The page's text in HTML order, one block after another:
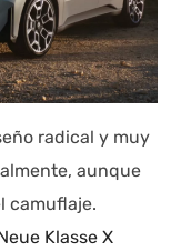
radical y muy
aunque
camuflaje.
Klasse X